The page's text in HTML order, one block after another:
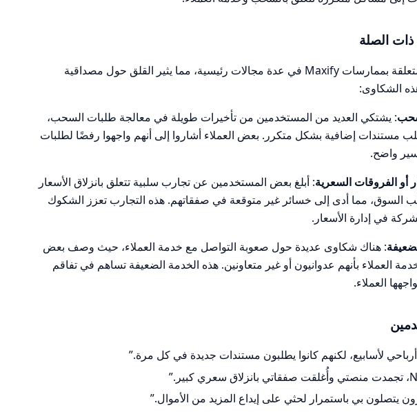
الصلة
تتكرر الشكاوى المتعلقة بممارسات Maxify في عدة مجالات رئيسية، مما يثير القلق حول مصداقية
الشكاوى:
: يشتكي العديد من المستخدمين من تأخيرات طويلة في معالجة طلبات السحب،
مستندات إضافية بشكل متكرر. بعض العملاء أشاروا إلى أنهم واجهوا رفضًا لطلبات
واضح.
أو الفروقات السعرية: أبلغ بعض المستخدمين عن تجارب سلبية تتعلق بانزلاق الأسعار
السوق، مما أدى إلى خسائر غير متوقعة في صفقاتهم. هذه التجارب تعزز الشكوك
في إدارة الأسعار.
: هناك شكاوى عديدة حول صعوبة التواصل مع خدمة العملاء، حيث وصف بعض
العملاء بأنهم عدوانيون أو غير متعاونين. هذه الخدمة الضعيفة تساهم في تفاقم
العملاء.
لأسابيع، لكنهم كانوا يطلبون مستندات جديدة في كل مرة.”
يتصلون بي باستمرار لحثي على إيداع المزيد من الأموال.”